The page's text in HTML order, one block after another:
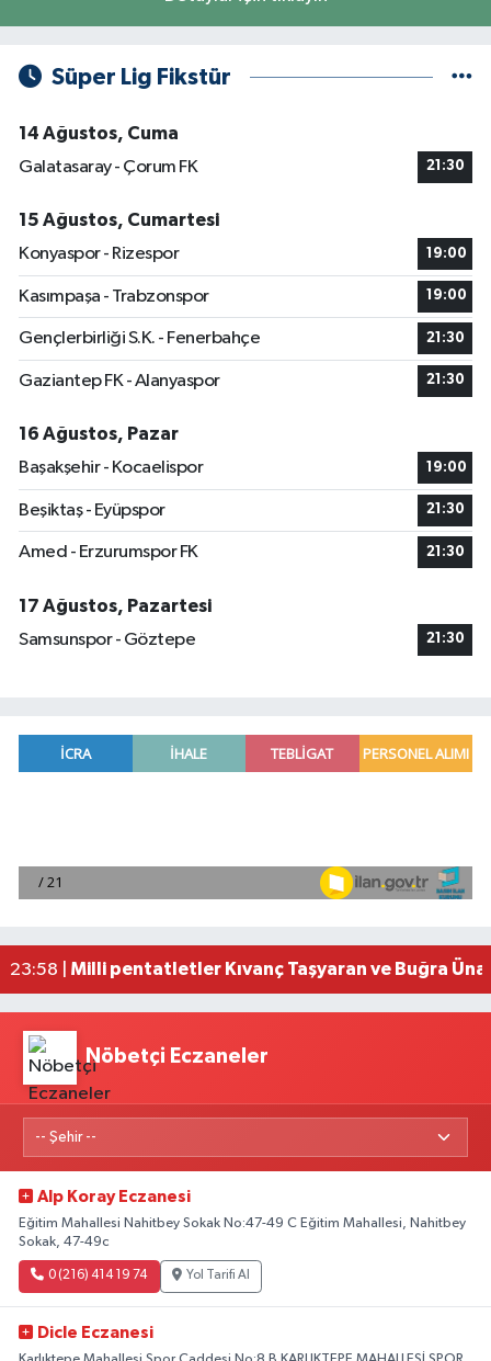
Süper Lig Fikstür
14 Ağustos, Cuma
Galatasaray - Çorum FK
21:30
15 Ağustos, Cumartesi
Konyaspor - Rizespor
19:00
Kasımpaşa - Trabzonspor 19:00
Gençlerbirliği S.K. - Fenerbahçe 21:30
Gaziantep FK - Alanyaspor 21:30
16 Ağustos, Pazar
Başakşehir - Kocaelispor
19:00
Beşiktaş - Eyüpspor 21:30
Amed - Erzurumspor FK 21:30
17 Ağustos, Pazartesi
Samsunspor - Göztepe
21:30
00:05 |
Adana'da silahlı saldırıda 3 kişi yaralandı
01:06 |
Adana'da helikopter destekli 'huzur ve güven'
Nöbetçi Eczaneler
Alp Koray Eczanesi
Eğitim Mahallesi Nahitbey Sokak No:47-49 C Eğitim Mahallesi, Nahitbey
Sokak, 47-49c
0 (216) 414 19 74 Yol Tarifi Al
Dicle Eczanesi